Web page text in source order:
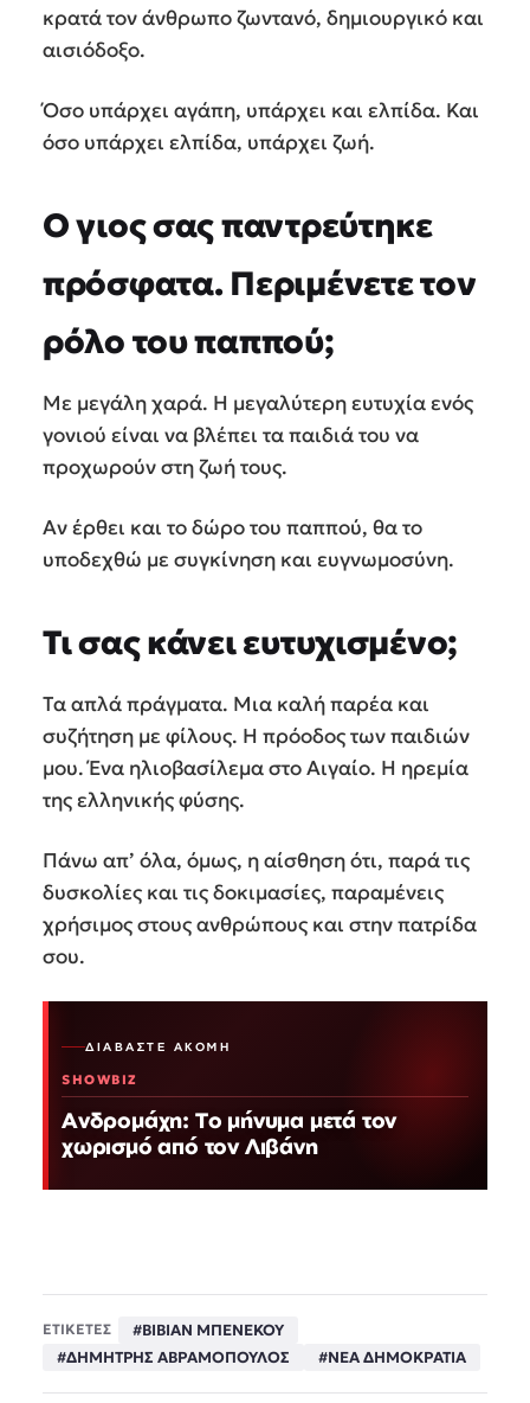
κρατά τον άνθρωπο ζωντανό, δημιουργικό και
αισιόδοξο.
Όσο υπάρχει αγάπη, υπάρχει και ελπίδα. Και
όσο υπάρχει ελπίδα, υπάρχει ζωή.
Ο γιος σας παντρεύτηκε
πρόσφατα. Περιμένετε τον
ρόλο του παππού;
Με μεγάλη χαρά. Η μεγαλύτερη ευτυχία ενός
γονιού είναι να βλέπει τα παιδιά του να
προχωρούν στη ζωή τους.
Αν έρθει και το δώρο του παππού, θα το
υποδεχθώ με συγκίνηση και ευγνωμοσύνη.
Τι σας κάνει ευτυχισμένο;
Τα απλά πράγματα. Μια καλή παρέα και
συζήτηση με φίλους. Η πρόοδος των παιδιών
μου. Ένα ηλιοβασίλεμα στο Αιγαίο. Η ηρεμία
της ελληνικής φύσης.
Πάνω απ’ όλα, όμως, η αίσθηση ότι, παρά τις
δυσκολίες και τις δοκιμασίες, παραμένεις
χρήσιμος στους ανθρώπους και στην πατρίδα
σου.
ΔΙΑΒΆΣΤΕ ΑΚΌΜΗ
SHOWBIZ
Ανδρομάχη: Το μήνυμα μετά τον
χωρισμό από τον Λιβάνη
ΕΤΙΚΕΤΕΣ
#ΒΙΒΙΑΝ ΜΠΕΝΕΚΟΥ
#ΔΗΜΗΤΡΗΣ ΑΒΡΑΜΟΠΟΥΛΟΣ
#ΝΕΑ ΔΗΜΟΚΡΑΤΙΑ